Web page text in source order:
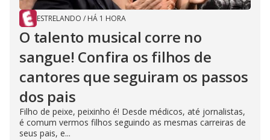
ESTRELANDO / HÁ 1 HORA
O talento musical corre no
sangue! Confira os filhos de
cantores que seguiram os passos
dos pais
Filho de peixe, peixinho é! Desde médicos, até jornalistas,
é comum vermos filhos seguindo as mesmas carreiras de
seus pais, e...